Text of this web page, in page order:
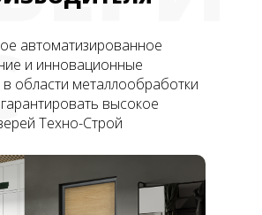
автоматизированное
и инновационные
в области металлообработки
высокое
Техно-Строй